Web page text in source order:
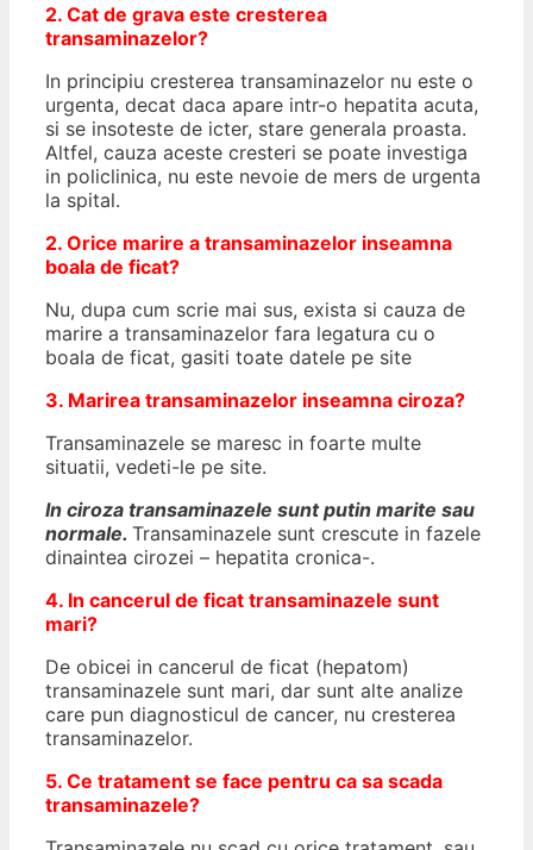
2. Cat de grava este cresterea
transaminazelor?
In principiu cresterea transaminazelor nu este o
urgenta, decat daca apare intr-o hepatita acuta,
si se insoteste de icter, stare generala proasta.
Altfel, cauza aceste cresteri se poate investiga
in policlinica, nu este nevoie de mers de urgenta
la spital.
2. Orice marire a transaminazelor inseamna
boala de ficat?
Nu, dupa cum scrie mai sus, exista si cauza de
marire a transaminazelor fara legatura cu o
boala de ficat, gasiti toate datele pe site
3. Marirea transaminazelor inseamna ciroza?
Transaminazele se maresc in foarte multe
situatii, vedeti-le pe site.
In ciroza transaminazele sunt putin marite sau
normale. Transaminazele sunt crescute in fazele
dinaintea cirozei – hepatita cronica-.
4. In cancerul de ficat transaminazele sunt
mari?
De obicei in cancerul de ficat (hepatom)
transaminazele sunt mari, dar sunt alte analize
care pun diagnosticul de cancer, nu cresterea
transaminazelor.
5. Ce tratament se face pentru ca sa scada
transaminazele?